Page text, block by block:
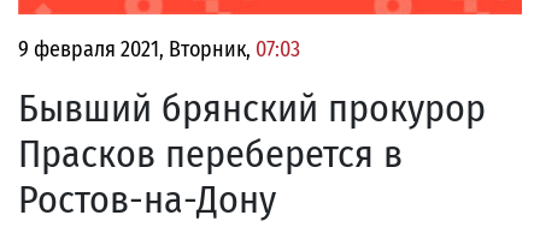
9 февраля 2021, Вторник, 07:03
Бывший брянский прокурор
Прасков переберется в
Ростов-на-Дону